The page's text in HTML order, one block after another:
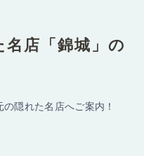
店「錦城」の
隠れた名店へご案内！